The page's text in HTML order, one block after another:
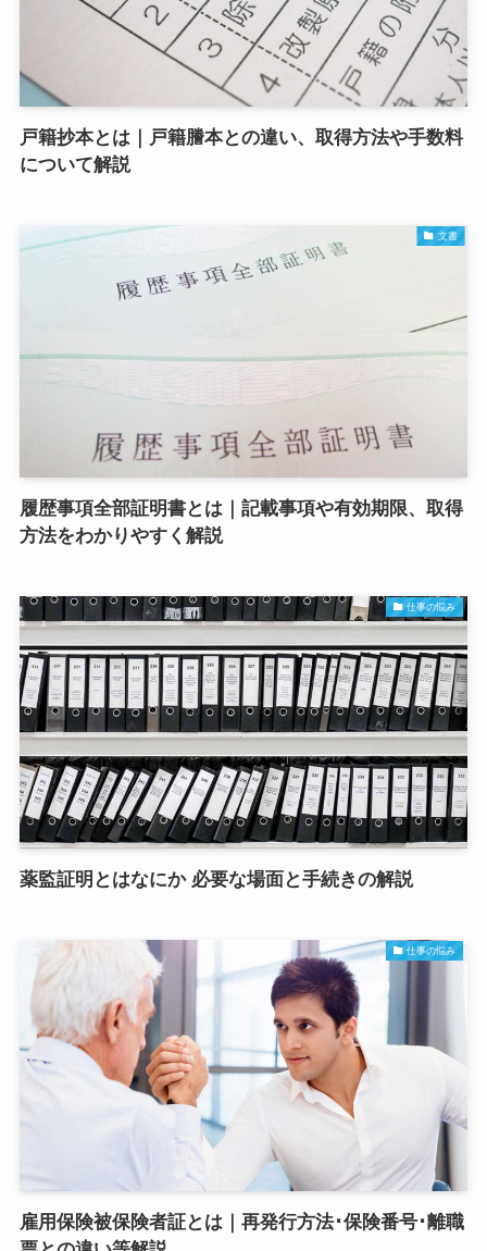
戸籍抄本とは｜戸籍謄本との違い、取得方法や手数料
について解説
文書
履歴事項全部証明書とは｜記載事項や有効期限、取得
方法をわかりやすく解説
仕事の悩み
薬監証明とはなにか 必要な場面と手続きの解説
仕事の悩み
雇用保険被保険者証とは｜再発行方法･保険番号･離職